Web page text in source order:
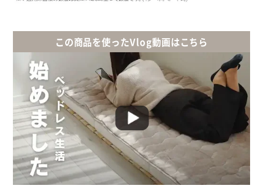
この商品を使ったVlog動画はこちら